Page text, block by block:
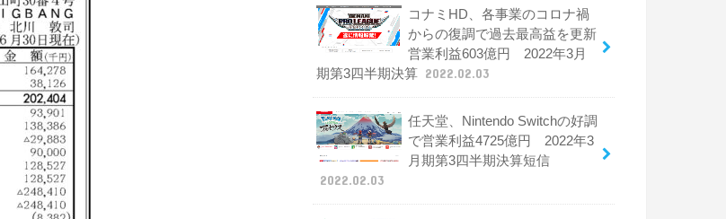
コナミHD、各事業のコロナ禍
からの復調で過去最高益を更新
営業利益603億円 2022年3月
期第3四半期決算 2022.02.03
任天堂、Nintendo Switchの好調
で営業利益4725億円 2022年3
月期第3四半期決算短信
2022.02.03